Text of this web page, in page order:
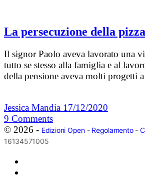
La persecuzione della pizza
Il signor Paolo aveva lavorato una
tutto se stesso alla famiglia e al
della pensione aveva molti progetti
Jessica Mandia 17/12/2020
9 Comments
© 2026 - Edizioni Open- Regolamento-
16134571005